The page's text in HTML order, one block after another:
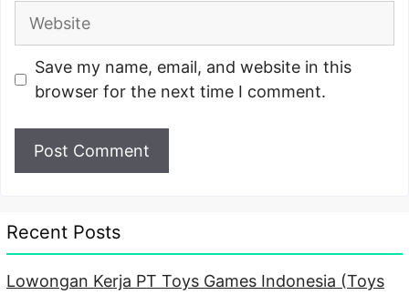
Website
Save my name, email, and website in this
browser for the next time I comment.
Recent Posts
Lowongan Kerja PT Toys Games Indonesia (Toys